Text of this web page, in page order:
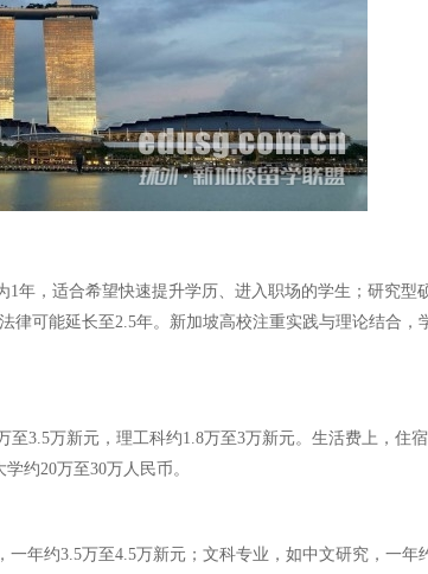
，适合希望快速提升学历、进入职场的学生；研究型
可能延长至2.5年。新加坡高校注重实践与理论结合
3.5万新元，理工科约1.8万至3万新元。生活费上，住
约20万至30万人民币。
年约3.5万至4.5万新元；文科专业，如中文研究，一